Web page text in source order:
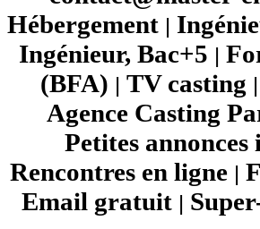
Hébergement |
Ingénieur, Bac+5 |
(BFA) | TV casting |
Agence Casting
Petites
Rencontres en ligne |
Email gratuit|